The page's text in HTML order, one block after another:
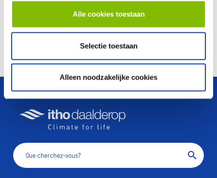
Alle cookies toestaan
Selectie toestaan
Alleen noodzakelijke cookies
Les pièces de service sont disponibles chez votre
grossiste habituel ou viaorders@ithodaalderop.be
arrow_upward
search